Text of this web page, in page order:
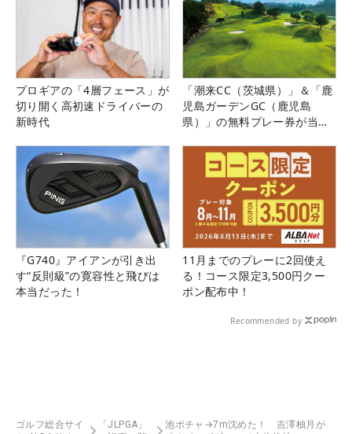
プロギアの「4層フェース」が
切り開く高初速ドライバーの
新時代
「潮来CC（茨城県）」＆「鹿
児島ガーデンGC（鹿児島
県）」の無料プレー券が当た
『G740』アイアンが引き出
す“反則級”の寛容性と飛びは
本当だった！
11月までのプレーに2回使え
る！コース限定3,500円クー
ポン配布中！
Recommended by
ゴルフ総合サイ
「JLPGA」
池ポチャ→7m沈めた！ 吉澤柚月が